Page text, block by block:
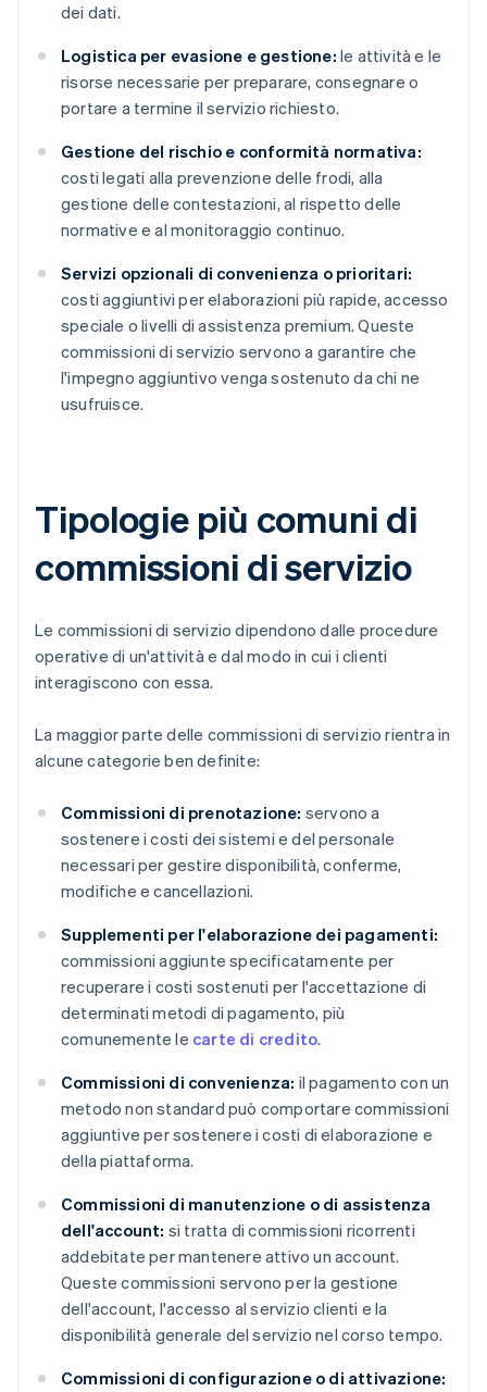
dei dati.
Logistica per evasione e gestione: le attività e le
risorse necessarie per preparare, consegnare o
portare a termine il servizio richiesto.
Gestione del rischio e conformità normativa:
costi legati alla prevenzione delle frodi, alla
gestione delle contestazioni, al rispetto delle
normative e al monitoraggio continuo.
Servizi opzionali di convenienza o prioritari:
costi aggiuntivi per elaborazioni più rapide, accesso
speciale o livelli di assistenza premium. Queste
commissioni di servizio servono a garantire che
l'impegno aggiuntivo venga sostenuto da chi ne
usufruisce.
Tipologie più comuni di
commissioni di servizio
Le commissioni di servizio dipendono dalle procedure
operative di un'attività e dal modo in cui i clienti
interagiscono con essa.
La maggior parte delle commissioni di servizio rientra in
alcune categorie ben definite:
Commissioni di prenotazione: servono a
sostenere i costi dei sistemi e del personale
necessari per gestire disponibilità, conferme,
modifiche e cancellazioni.
Supplementi per l'elaborazione dei pagamenti:
commissioni aggiunte specificatamente per
recuperare i costi sostenuti per l'accettazione di
determinati metodi di pagamento, più
comunemente le carte di credito.
Commissioni di convenienza: il pagamento con un
metodo non standard può comportare commissioni
aggiuntive per sostenere i costi di elaborazione e
della piattaforma.
Commissioni di manutenzione o di assistenza
dell'account: si tratta di commissioni ricorrenti
addebitate per mantenere attivo un account.
Queste commissioni servono per la gestione
dell'account, l'accesso al servizio clienti e la
disponibilità generale del servizio nel corso tempo.
Commissioni di configurazione o di attivazione: